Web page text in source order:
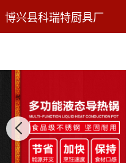
博兴县科瑞特厨具厂